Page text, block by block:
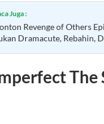
Juga :
Revenge of Others
Dramacute, Rebahin,
The